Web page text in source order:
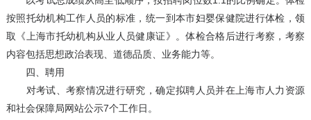
按照托幼机构工作人员的标准，统一到本市妇婴保健院进行体检，领
取《上海市托幼机构从业人员健康证》。体检合格后进行考察，考察
内容包括思想政治表现、道德品质、业务能力等。
四、聘用
对考试、考察情况进行研究，确定拟聘人员并在上海市人力资源
和社会保障局网站公示7个工作日。